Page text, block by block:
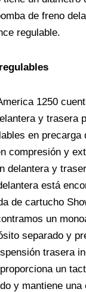
de freno
regulable.
1250
y trasera
en precarga
compresión y
delantera y
está
de cartucho
un
separado y
trasera
un
y mantiene una